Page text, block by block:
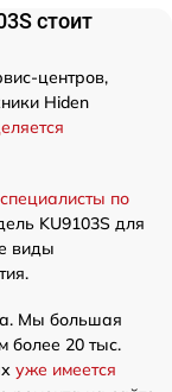
стоит
центров,
Hiden
специалисты по
KU9103S для
виды
Мы большая
более 20 тыс.
уже имеется